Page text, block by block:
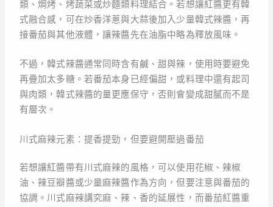
類、焗烤、烤蔬菜或炒麵類料理結合。若想讓紅醬更有韓
式融合感，可在炒香洋蔥與大蒜後加入少量韓式辣醬，再
接番茄與其他液體，讓辣醬先在油脂中略為釋放風味。
不過，韓式辣醬通常同時含有鹹、甜與辣，使用時要避免
再疊加太多糖。若番茄本身已經偏甜，或料理中還有起司
與肉類，韓式辣醬的量更應保守，否則會變成甜膩而不是
有層次。
川式麻辣元素：提香提勁，但要避開壓過番茄
若想讓紅醬帶有川式麻辣的風格，可以使用花椒、辣椒
油、辣豆瓣醬或少量麻辣醬作為方向，但要注意與番茄的
協調。川式麻辣講究麻、辣、香的延展性，而番茄紅醬重